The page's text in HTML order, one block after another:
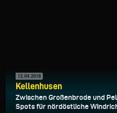
12.04.2018
Kellenhusen
Zwischen Großenbrode und
Spots für nördöstliche